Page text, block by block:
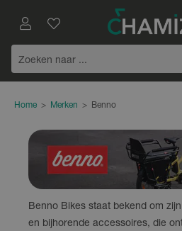
Home > Merken > Benno
Benno Bikes staat bekend om
en bijhorende accessoires, die